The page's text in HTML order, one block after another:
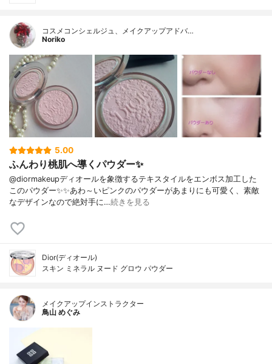
コスメコンシェルジュ、メイクアップアドバ…
Noriko
5.00
ふんわり桃肌へ導くパウダー✨
@diormakeupディオールを象徴するテキスタイルをエンボス加工した
このパウダー✨✨あわ～いピンクのパウダーがあまりにも可愛く、素敵
なデザインなので絶対手に…続きを見る
Dior(ディオール)
スキン ミネラル ヌード グロウ パウダー
メイクアップインストラクター
鳥山 めぐみ